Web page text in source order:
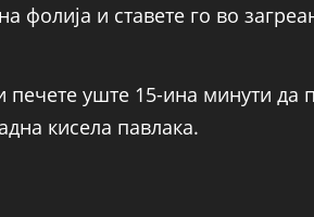
фолија и ставете го во
печете уште 15-ина минути
кисела павлака.